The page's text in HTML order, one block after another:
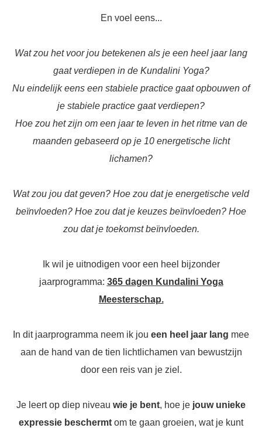
En voel eens...
Wat zou het voor jou betekenen als je een heel jaar lang
gaat verdiepen in de Kundalini Yoga?
Nu eindelijk eens een stabiele practice gaat opbouwen of
je stabiele practice gaat verdiepen?
Hoe zou het zijn om een jaar te leven in het ritme van de
maanden gebaseerd op je 10 energetische licht
lichamen?
Wat zou jou dat geven? Hoe zou dat je energetische veld
beïnvloeden? Hoe zou dat je keuzes beïnvloeden? Hoe
zou dat je toekomst beïnvloeden.
Ik wil je uitnodigen voor een heel bijzonder
jaarprogramma: 365 dagen Kundalini Yoga
Meesterschap.
In dit jaarprogramma neem ik jou een heel jaar lang mee
aan de hand van de tien lichtlichamen van bewustzijn
door een reis van je ziel.
Je leert op diep niveau wie je bent, hoe je jouw unieke
expressie beschermt om te gaan groeien, wat je kunt